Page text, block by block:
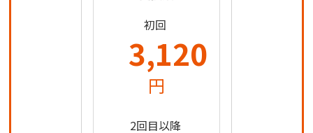
初回
3,120
円
2回目以降